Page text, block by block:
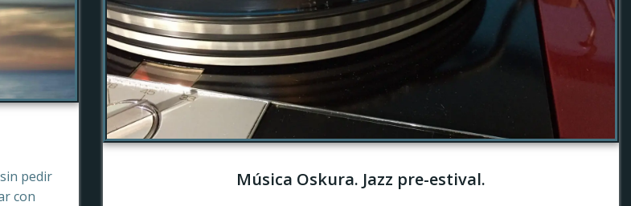
pedir
con
Música Oskura. Jazz pre-estival.